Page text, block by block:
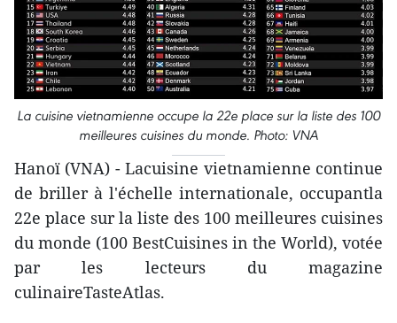
La cuisine vietnamienne occupe la 22e place sur la liste des 100
meilleures cuisines du monde. Photo: VNA
Hanoï (VNA) - Lacuisine vietnamienne continue
de briller à l'échelle internationale, occupantla
22e place sur la liste des 100 meilleures cuisines
du monde (100 BestCuisines in the World), votée
par les lecteurs du magazine
culinaireTasteAtlas.